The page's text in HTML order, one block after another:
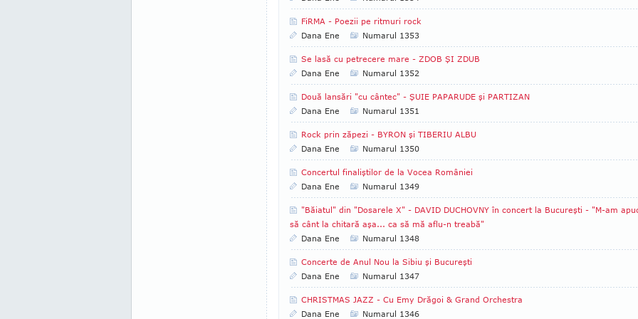
FiRMA - Poezii pe ritmuri rock
Dana Ene
Numarul 1353
Se lasă cu petrecere mare - ZDOB ŞI ZDUB
Dana Ene
Numarul 1352
Două lansări "cu cântec" - ŞUIE PAPARUDE şi PARTIZAN
Dana Ene
Numarul 1351
Rock prin zăpezi - BYRON şi TIBERIU ALBU
Dana Ene
Numarul 1350
Concertul finaliştilor de la Vocea României
Dana Ene
Numarul 1349
"Băiatul" din "Dosarele X" - DAVID DUCHOVNY în concert la Bucureşti - "M-am
să cânt la chitară aşa... ca să mă aflu-n treabă"
Dana Ene
Numarul 1348
Concerte de Anul Nou la Sibiu şi Bucureşti
Dana Ene
Numarul 1347
CHRISTMAS JAZZ - Cu Emy Drăgoi & Grand Orchestra
Dana Ene
Numarul 1346